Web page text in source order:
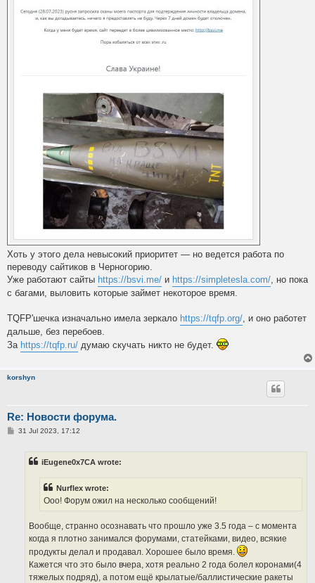
Хоть у этого дела невысокий приоритет — но ведется работа по
переводу сайтиков в Черногорию.
Уже работают сайты https://bsvi.me/ и https://simpletesla.com/, но пока
с багами, выловить которые займет некоторое время.
TQFP'шечка изначально имела зеркало https://tqfp.org/, и оно работет
дальше, без перебоев.
За https://tqfp.ru/ думаю скучать никто не будет.
korshyn
Re: Новости форума.
P31 Jul 2023, 17:12
iEugene0x7CA wrote:
Nurflex wrote:
Ооо! Форум ожил на несколько сообщений!
Вообще, странно осознавать что прошло уже 3.5 года – с момента
когда я плотно занимался форумами, статейками, видео, всякие
продукты делал и продавал. Хорошее было время.
Кажется что это было вчера, хотя реально 2 года болел коронами(4
тяжелых подряд), а потом ещё крылатые/баллистические ракеты